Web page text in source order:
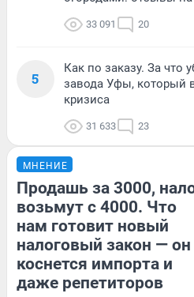
33 091 20
5
Как по заказу. За что
завода Уфы, который
кризиса
31 633 23
МНЕНИЕ
Продашь за 3000,
возьмут с 4000. Что
нам готовит новый
налоговый закон — он
коснется импорта и
даже репетиторов